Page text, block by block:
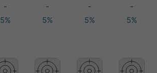
- - - -
5% 5% 5% 5%